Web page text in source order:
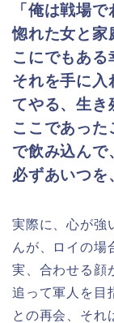
「俺は戦場で
惚れた女と家
こにでもある
それを手に入
てやる、生き
ここであった
で飲み込んで
必ずあいつを
実際に、心が強
んが、ロイの場
実、合わせる顔
追って軍人を目
との再会、それ